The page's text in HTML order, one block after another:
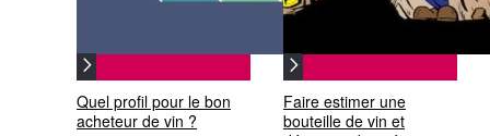
Quel profil pour le bon
acheteur de vin ?
Faire estimer une
bouteille de vin et